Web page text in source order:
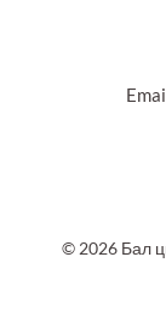
© 2026 Бал